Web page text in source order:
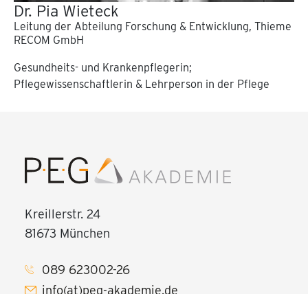
Dr. Pia Wieteck
Leitung der Abteilung Forschung & Entwicklung, Thieme
RECOM GmbH
Gesundheits- und Krankenpflegerin;
Pflegewissenschaftlerin & Lehrperson in der Pflege
Kreillerstr. 24
81673 München
089 623002-26
info(at)peg-akademie.de